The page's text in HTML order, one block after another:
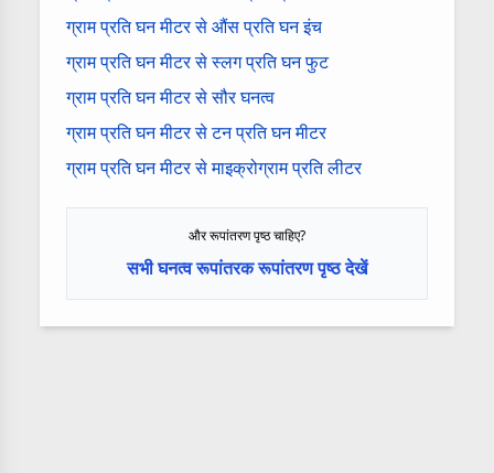
ग्राम प्रति घन मीटर से औंस प्रति घन इंच
ग्राम प्रति घन मीटर से स्लग प्रति घन फुट
ग्राम प्रति घन मीटर से सौर घनत्व
ग्राम प्रति घन मीटर से टन प्रति घन मीटर
ग्राम प्रति घन मीटर से माइक्रोग्राम प्रति लीटर
और रूपांतरण पृष्ठ चाहिए?
सभी घनत्व रूपांतरक रूपांतरण पृष्ठ देखें